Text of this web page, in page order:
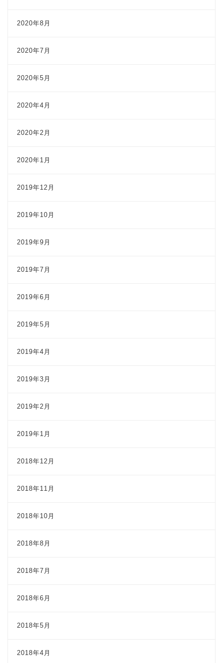
2020年8月
2020年7月
2020年5月
2020年4月
2020年2月
2020年1月
2019年12月
2019年10月
2019年9月
2019年7月
2019年6月
2019年5月
2019年4月
2019年3月
2019年2月
2019年1月
2018年12月
2018年11月
2018年10月
2018年8月
2018年7月
2018年6月
2018年5月
2018年4月